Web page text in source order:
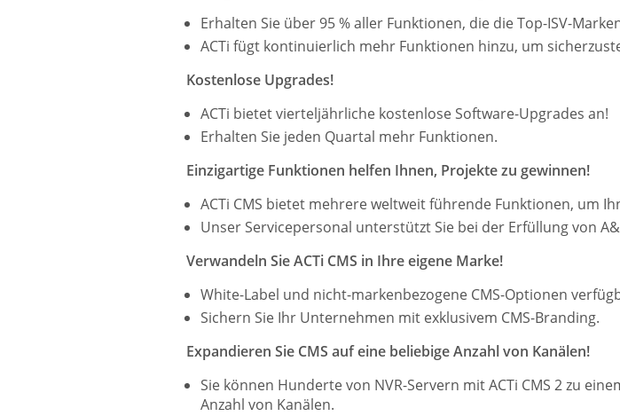
Erhalten Sie über 95 % aller Funktionen, die die Top-ISV-
ACTi fügt kontinuierlich mehr Funktionen hinzu, um
Kostenlose Upgrades!
ACTi bietet vierteljährliche kostenlose Software-Upgrades an!
Erhalten Sie jeden Quartal mehr Funktionen.
Einzigartige Funktionen helfen Ihnen, Projekte zu gewinnen!​
ACTi CMS bietet mehrere weltweit führende Funktionen, um
Unser Servicepersonal unterstützt Sie bei der Erfüllung von
Verwandeln Sie ACTi CMS in Ihre eigene Marke!​​
White-Label und nicht-markenbezogene CMS-Optionen
Sichern Sie Ihr Unternehmen mit exklusivem CMS-Branding.
Expandieren Sie CMS auf eine beliebige Anzahl von Kanälen!
Sie können Hunderte von NVR-Servern mit ACTi CMS 2 zu
Anzahl von Kanälen.​